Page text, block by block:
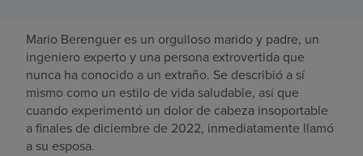
Mario Berenguer es un orgulloso marido y padre, un
ingeniero experto y una persona extrovertida que
nunca ha conocido a un extraño. Se describió a sí
mismo como un estilo de vida saludable, así que
cuando experimentó un dolor de cabeza insoportable
a finales de diciembre de 2022, inmediatamente llamó
a su esposa.